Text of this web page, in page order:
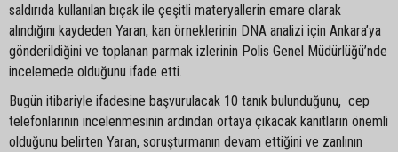
saldırıda kullanılan bıçak ile çeşitli materyallerin emare olarak
alındığını kaydeden Yaran, kan örneklerinin DNA analizi için Ankara’ya
gönderildiğini ve toplanan parmak izlerinin Polis Genel Müdürlüğü’nde
incelemede olduğunu ifade etti.
Bugün itibariyle ifadesine başvurulacak 10 tanık bulunduğunu, cep
telefonlarının incelenmesinin ardından ortaya çıkacak kanıtların önemli
olduğunu belirten Yaran, soruşturmanın devam ettiğini ve zanlının